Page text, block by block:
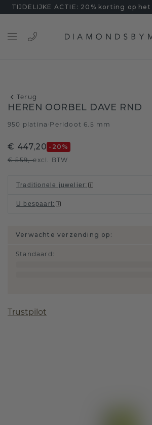
TIJDELIJKE ACTIE: 20% korting op
Terug
HEREN OORBEL DAVE RND
950 platina Peridoot 6.5 mm
€ 447,20 -20 %
€ 559,-excl. BTW
Traditionele juwelier:
U bespaart:
Verwachte verzending op:
Standaard :
Trustpilot